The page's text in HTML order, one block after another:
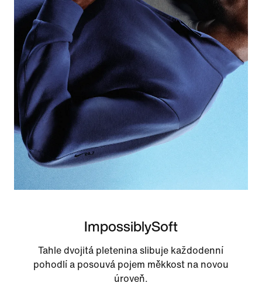
ImpossiblySoft
Tahle dvojitá pletenina slibuje každodenní
pohodlí a posouvá pojem měkkost na novou
úroveň.